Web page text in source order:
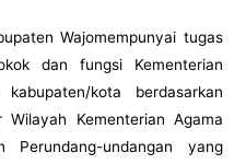
Wajomempunyai tugas
dan fungsi Kementerian
kota berdasarkan
Wilayah Kementerian Agama
Perundang-undangan yang